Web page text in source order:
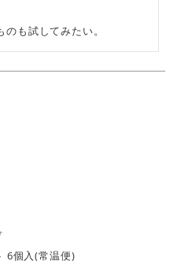
も試してみたい。
6個入(常温便)